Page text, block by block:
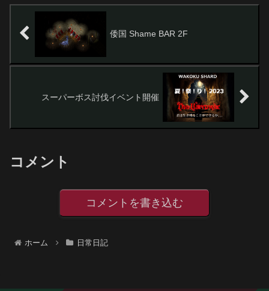
倭国 Shame BAR 2F
スーパーボス討伐イベント開催
コメント
コメントを書き込む
ホーム 日常日記